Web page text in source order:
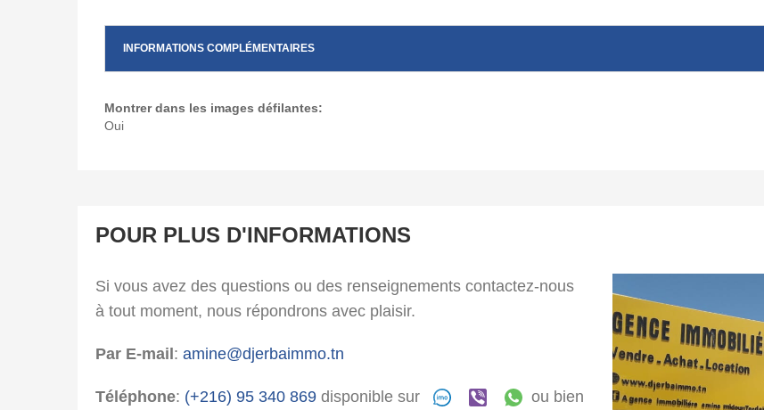
INFORMATIONS COMPLÉMENTAIRES
Montrer dans les images défilantes:
Oui
POUR PLUS D'INFORMATIONS
Si vous avez des questions ou des renseignements contactez-nous
à tout moment, nous répondrons avec plaisir.
Par E-mail : amine@djerbaimmo.tn
Téléphone: (+216) 95 340 869 disponible sur
ou bien